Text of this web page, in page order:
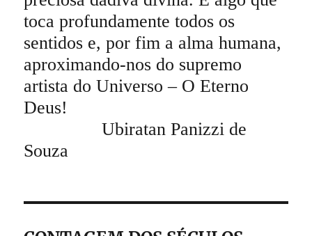
toca profundamente todos os
sentidos e, por fim a alma humana,
aproximando-nos do supremo
artista do Universo – O Eterno
Deus!
Ubiratan Panizzi de
Souza